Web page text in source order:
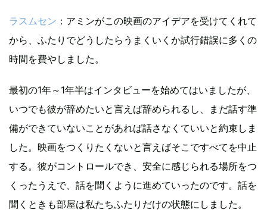
ラスムセン ：アミンがこの映画のアイデアを受けてくれて
から、ふたりでどうしたらうまくいくか試行錯誤に多くの
時間を費やしました。
最初の1年～1年半はインタビューを始めてはいましたが、
いつでも彼が辞めたいと言えば辞められるし、まだ話す準
備ができていないことがあれば話さなくていいと約束しま
した。映画をつくりたくないと言えばそこですべてを中止
する。彼がコントロールでき、安全に感じられる場所をつ
くったうえで、話を聞くように進めていったのです。話を
聞くときも部屋は私たちふたりだけの状態にしました。